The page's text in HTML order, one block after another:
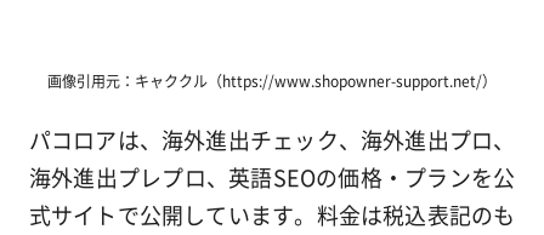
画像引用元：キャククル（https://www.shopowner-support.net/）
パコロアは、海外進出チェック、海外進出プロ、
海外進出プレプロ、英語SEOの価格・プランを公
式サイトで公開しています。料金は税込表記のも